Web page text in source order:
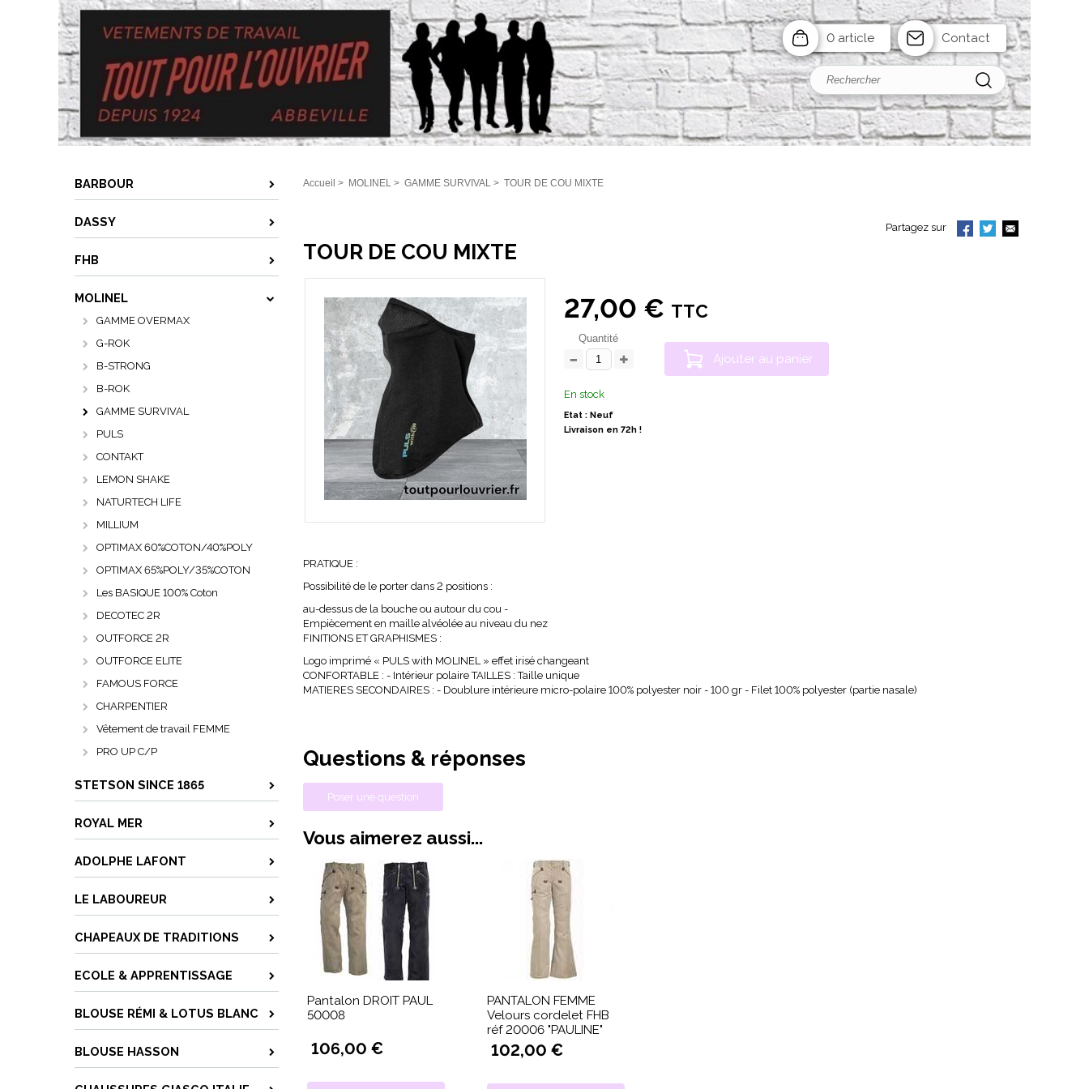
0 article Contact
BARBOUR
DASSY
FHB
MOLINEL
GAMME OVERMAX
G-ROK
B-STRONG
B-ROK
GAMME SURVIVAL
PULS
CONTAKT
LEMON SHAKE
NATURTECH LIFE
MILLIUM
OPTIMAX 60%COTON/40%POLY
OPTIMAX 65%POLY/35%COTON
Les BASIQUE 100% Coton
DECOTEC 2R
OUTFORCE 2R
OUTFORCE ELITE
FAMOUS FORCE
CHARPENTIER
Vêtement de travail FEMME
PRO UP C/P
STETSON SINCE 1865
ROYAL MER
ADOLPHE LAFONT
LE LABOUREUR
CHAPEAUX DE TRADITIONS
ECOLE & APPRENTISSAGE
BLOUSE RÉMI & LOTUS BLANC
BLOUSE HASSON
Accueil > MOLINEL > GAMME SURVIVAL > TOUR DE COU MIXTE
Partagez sur
TOUR DE COU MIXTE
27,00 € TTC
Quantité
Ajouter au panier
En stock
Etat : Neuf
Livraison en 72h !
PRATIQUE :
Possibilité de le porter dans 2 positions :
au-dessus de la bouche ou autour du cou -
Empiècement en maille alvéolée au niveau du nez
FINITIONS ET GRAPHISMES :
Logo imprimé « PULS with MOLINEL » effet irisé changeant
CONFORTABLE : - Intérieur polaire TAILLES : Taille unique
MATIERES SECONDAIRES : - Doublure intérieure micro-polaire 100% polyester noir - 100 gr - Filet 100% polyester (partie nasale)
Questions & réponses
Poser une question
Vous aimerez aussi...
Pantalon DROIT PAUL
50008
106,00 €
PANTALON FEMME
Velours cordelet FHB
réf 20006 "PAULINE"
102,00 €